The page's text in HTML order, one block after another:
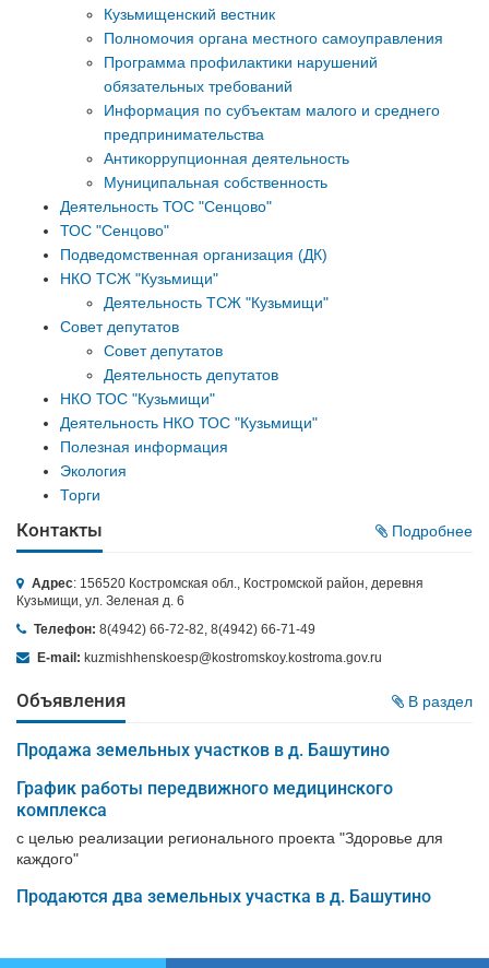
Кузьмищенский вестник
Полномочия органа местного самоуправления
Программа профилактики нарушений
обязательных требований
Информация по субъектам малого и среднего
предпринимательства
Антикоррупционная деятельность
Муниципальная собственность
Деятельность ТОС "Сенцово"
ТОС "Сенцово"
Подведомственная организация (ДК)
НКО ТСЖ "Кузьмищи"
Деятельность ТСЖ "Кузьмищи"
Совет депутатов
Совет депутатов
Деятельность депутатов
НКО ТОС "Кузьмищи"
Деятельность НКО ТОС "Кузьмищи"
Полезная информация
Экология
Торги
Контакты Подробнее
Адрес: 156520 Костромская обл., Костромской район, деревня
Кузьмищи, ул. Зеленая д. 6
Телефон: 8(4942) 66-72-82, 8(4942) 66-71-49
E-mail: kuzmishhenskoesp@kostromskoy.kostroma.gov.ru
Объявления В раздел
Продажа земельных участков в д. Башутино
График работы передвижного медицинского
комплекса
с целью реализации регионального проекта "Здоровье для
каждого"
Продаются два земельных участка в д. Башутино